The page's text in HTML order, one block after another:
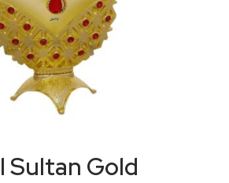
Sultan Gold